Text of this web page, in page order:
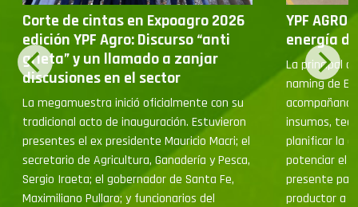
Corte de cintas en Expoagro 2026
edición YPF Agro: Discurso “anti
grieta” y un llamado a zanjar
discusiones en el sector
La megamuestra inició oficialmente con su
tradicional acto de inauguración. Estuvieron
presentes el ex presidente Mauricio Macri; el
secretario de Agricultura, Ganadería y Pesca,
Sergio Iraeta; el gobernador de Santa Fe,
Maximiliano Pullaro; y funcionarios del
YPF
energía
La principal
naming de
insumos,
planificar la
potenciar el
presente
productor a